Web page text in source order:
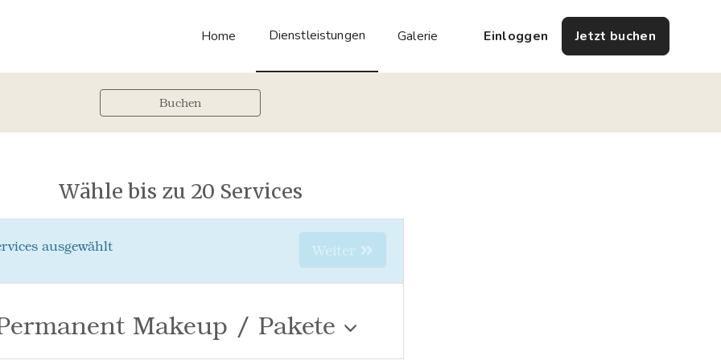
Home Dienstleistungen Galerie Einloggen Jetzt buchen
Buchen
Wähle bis zu 20 Services
ausgewählt Weiter
Makeup / Pakete